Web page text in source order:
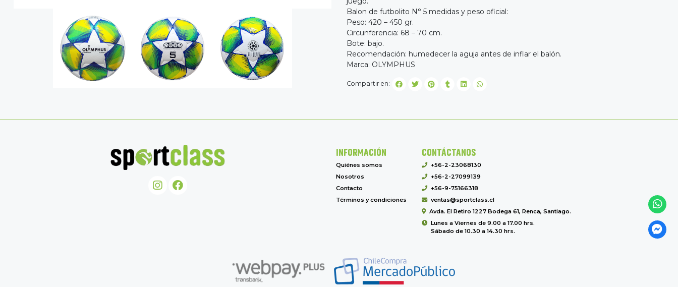
Balon de futbolito N° 5 medidas y peso oficial:
Peso: 420 – 450 gr.
Circunferencia: 68 – 70 cm.
Bote: bajo.
Recomendación: humedecer la aguja antes de inflar el balón.
Marca: OLYMPHUS
Compartir en:
INFORMACIÓN
Quiénes somos
Nosotros
Contacto
Términos y condiciones
CONTÁCTANOS
+56-2-23068130
+56-2-27099139
+56-9-75166318
ventas@sportclass.cl
Avda. El Retiro 1227 Bodega 61, Renca, Santiago.
Lunes a Viernes de 9.00 a 17.00 hrs.
Sábado de 10.30 a 14.30 hrs.